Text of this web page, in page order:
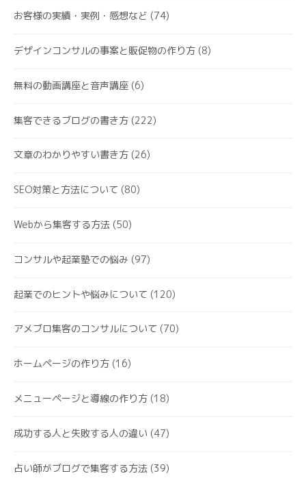
お客様の実績・実例・感想など (74)
デザインコンサルの事案と販促物の作り方 (8)
無料の動画講座と音声講座 (6)
集客できるブログの書き方 (222)
文章のわかりやすい書き方 (26)
SEO対策と方法について (80)
Webから集客する方法 (50)
コンサルや起業塾での悩み (97)
起業でのヒントや悩みについて (120)
アメブロ集客のコンサルについて (70)
ホームページの作り方 (16)
メニューページと導線の作り方 (18)
成功する人と失敗する人の違い (47)
占い師がブログで集客する方法 (39)